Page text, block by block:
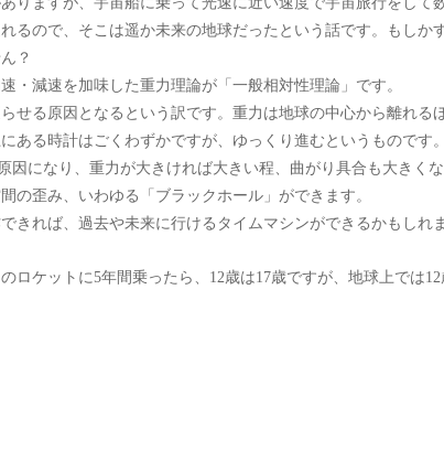
るので、そこは遥か未来の地球だったという話です。もしか
？
・減速を加味した重力理論が「一般相対性理論」です。
せる原因となるという訳です。重力は地球の中心から離れる
ある時計はごくわずかですが、ゆっくり進むというものです
因になり、重力が大きければ大きい程、曲がり具合も大きく
の歪み、いわゆる「ブラックホール」ができます。
きれば、過去や未来に行けるタイムマシンができるかもしれ
ロケットに5年間乗ったら、12歳は17歳ですが、地球上では